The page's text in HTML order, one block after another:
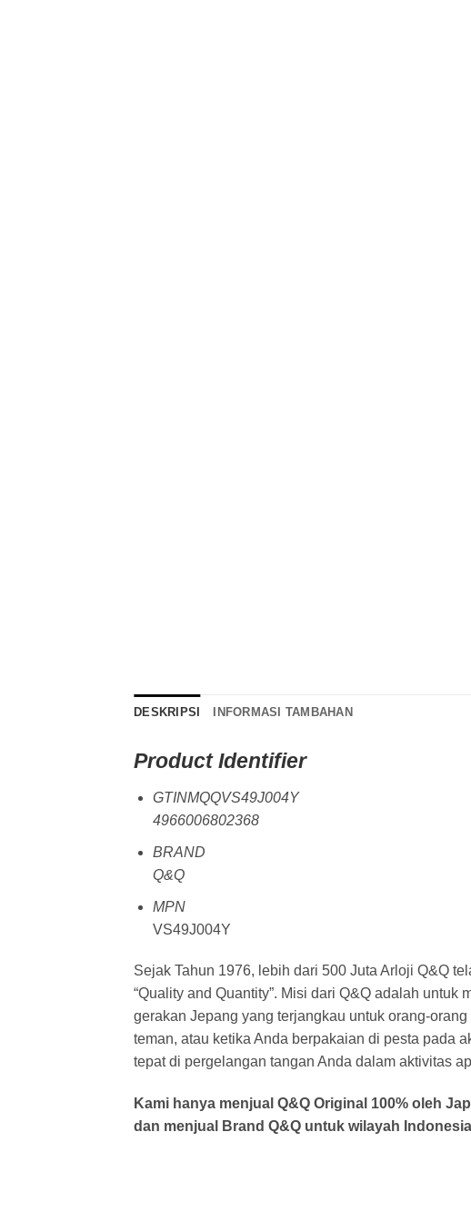
DESKRIPSI INFORMASI TAMBAHAN
Product Identifier
GTINMQQVS49J004Y
4966006802368
BRAND
Q&Q
MPN
VS49J004Y
Sejak Tahun 1976, lebih dari 500 Juta Arloji Q&Q
“Quality and Quantity”. Misi dari Q&Q adalah
gerakan Jepang yang terjangkau untuk orang-
teman, atau ketika Anda berpakaian di pesta pada
tepat di pergelangan tangan Anda dalam aktivitas
Kami hanya menjual Q&Q Original 100% oleh
dan menjual Brand Q&Q untuk wilayah